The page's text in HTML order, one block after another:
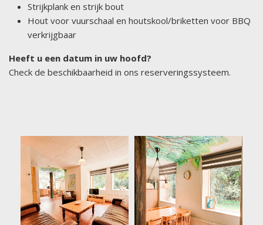
Strijkplank en strijk bout
Hout voor vuurschaal en houtskool/briketten voor BBQ
verkrijgbaar
Heeft u een datum in uw hoofd?
Check de beschikbaarheid in ons reserveringssysteem.